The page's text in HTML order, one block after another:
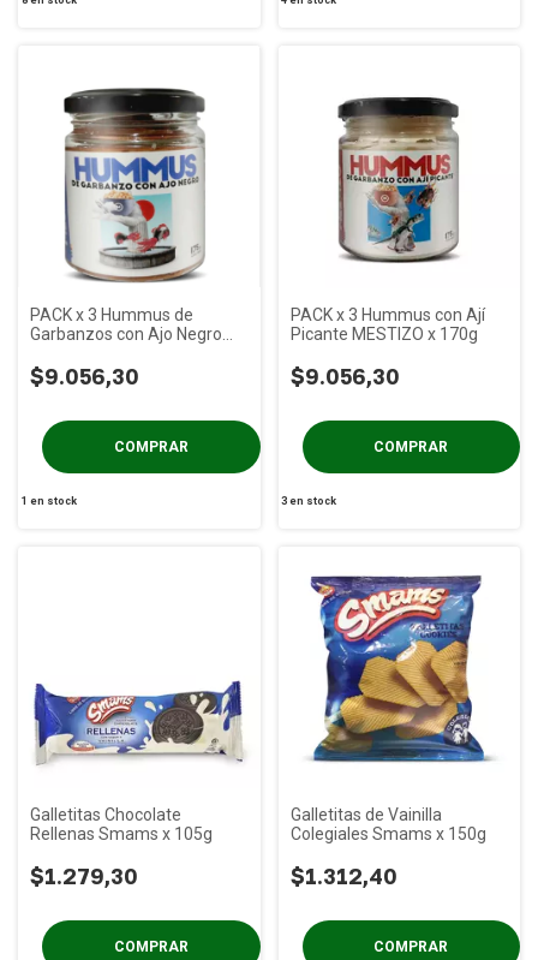
PACK x 3 Hummus de
Garbanzos con Ajo Negro
$9.056,30
1 en stock
PACK x 3 Hummus con Ají
Picante MESTIZO x 170g
$9.056,30
3 en stock
Galletitas Chocolate
Rellenas Smams x 105g
$1.279,30
Galletitas de Vainilla
Colegiales Smams x 150g
$1.312,40